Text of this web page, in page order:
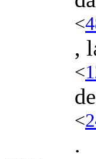
<
,
<
<
.